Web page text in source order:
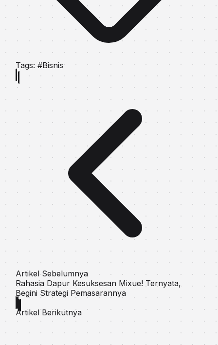
Tags: #Bisnis
Artikel Sebelumnya
Rаhаѕіа Dарur Kesuksesan Mixue! Ternyata,
Bеgіnі Strategi Pemasarannya
Artikel Berikutnya